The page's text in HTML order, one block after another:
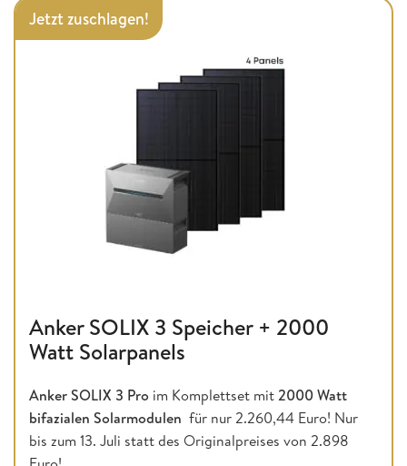
Jetzt zuschlagen!
Anker SOLIX 3 Speicher + 2000
Watt Solarpanels
Anker SOLIX 3 Pro im Komplettset mit2000 Watt
bifazialen Solarmodulen für nur 2.260,44 Euro! Nur
bis zum 13. Juli statt des Originalpreises von 2.898